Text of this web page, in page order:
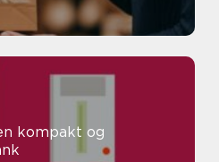
kompakt og